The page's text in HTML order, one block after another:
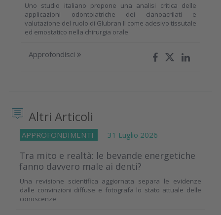
Uno studio italiano propone una analisi critica delle
applicazioni odontoiatriche dei cianoacrilati e
valutazione del ruolo di Glubran II come adesivo tissutale
ed emostatico nella chirurgia orale
Approfondisci
Altri Articoli
APPROFONDIMENTI 31 Luglio 2026
Tra mito e realtà: le bevande energetiche
fanno davvero male ai denti?
Una revisione scientifica aggiornata separa le evidenze
dalle convinzioni diffuse e fotografa lo stato attuale delle
conoscenze